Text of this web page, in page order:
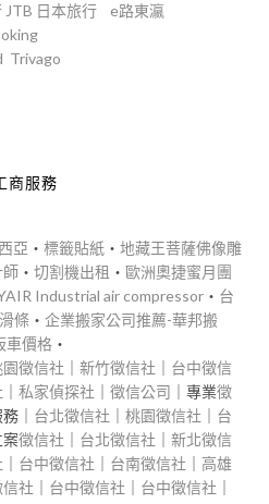
JTB 日本旅行
e路東瀛
Trivago
商服務
亞 ‧標籤貼紙 ‧地藏王菩薩佛像雕
師 ‧切割機出租 ‧歐洲奧捷蜜月團
Industrial air compressor ‧ 台
條 ‧企業搬家公司推薦-華邦搬
車價格 ‧
園徵信社 ｜新竹徵信社
台中徵信
｜私家偵探社 ｜徵信公司 ｜專業徵
｜ 台北徵信社 ｜桃園徵信社
台
案徵信社 台北徵信社 ｜新北徵信
台中徵信社 台南徵信社
高雄
社 台中徵信社 台中徵信社